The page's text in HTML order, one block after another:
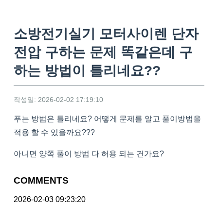
소방전기실기 모터사이렌 단자
전압 구하는 문제 똑같은데 구
하는 방법이 틀리네요??
작성일: 2026-02-02 17:19:10
푸는 방법은 틀리네요? 어떻게 문제를 알고 풀이방법을
적용 할 수 있을까요???
아니면 양쪽 풀이 방법 다 허용 되는 건가요?
COMMENTS
2026-02-03 09:23:20